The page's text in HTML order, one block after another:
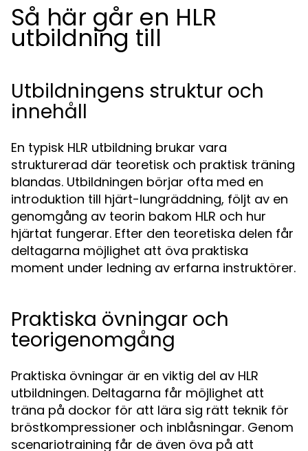
Så här går en HLR
utbildning till
Utbildningens struktur och
innehåll
En typisk HLR utbildning brukar vara
strukturerad där teoretisk och praktisk träning
blandas. Utbildningen börjar ofta med en
introduktion till hjärt-lungräddning, följt av en
genomgång av teorin bakom HLR och hur
hjärtat fungerar. Efter den teoretiska delen får
deltagarna möjlighet att öva praktiska
moment under ledning av erfarna instruktörer.
Praktiska övningar och
teorigenomgång
Praktiska övningar är en viktig del av HLR
utbildningen. Deltagarna får möjlighet att
träna på dockor för att lära sig rätt teknik för
bröstkompressioner och inblåsningar. Genom
scenariotraining får de även öva på att